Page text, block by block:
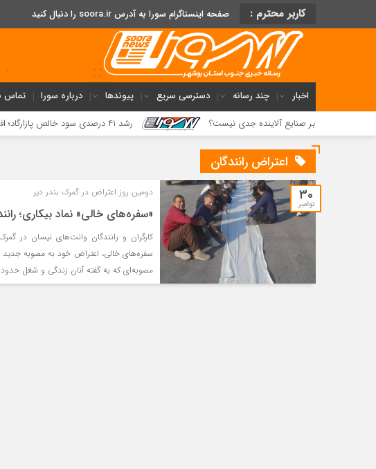
کاربر محترم : صفحه اینستاگرام سورا به آدرس soora.ir را دنبال کنید
اخبار چند رسانه دسترسی سریع پیوندها درباره سورا تماس
بر صنایع آلاینده جدی نیست؟ رشد ۴۱ درصدی سود خالص پازارگاد؛ افزایش ۹ برابری سرمایه و تداوم مسیر تحول دیجیتال
اعتراض رانندگان
30
نوامبر
دومین روز اعتراض در گمرک بندر دیر
«سفره‌های خالی» نماد بیکاری؛
کارگران و رانندگان وانت‌های نیسان در
سفره‌های خالی، اعتراض خود به مصوبه جدید
مصوبه‌ای که به گفته آنان زندگی و شغل حدود ۹۰ نفر را تحت تأثیر قرار داده است.